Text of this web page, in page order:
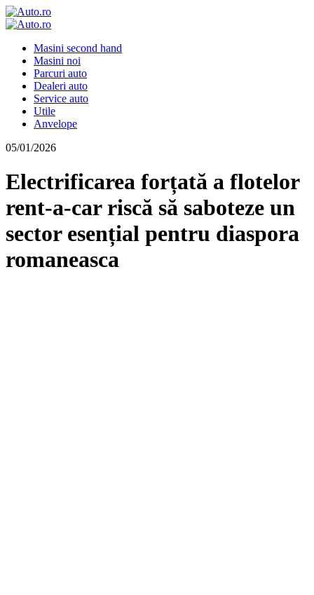
Masini second hand
Masini noi
Parcuri auto
Dealeri auto
Service auto
Utile
Anvelope
05/01/2026
Electrificarea forțată a flotelor
rent-a-car riscă să saboteze un
sector esențial pentru diaspora
romaneasca